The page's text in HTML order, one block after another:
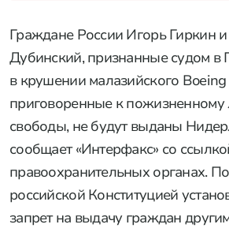
Граждане России Игорь Гиркин
Дубинский, признанные судом в
в крушении малазийского
приговоренные к
свободы, не будут выданы
сообщает «Интерфакс» со
правоохранительных органах.
российской Конституцией
запрет на выдачу граждан